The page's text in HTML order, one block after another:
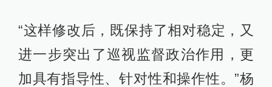
“这样修改后，既保持了相对稳定，又
进一步突出了巡视监督政治作用，更
加具有指导性、针对性和操作性。”杨